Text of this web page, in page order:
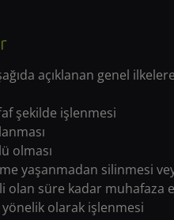
açıklanan genel
şekilde işlenmesi
olması
yaşanmadan silinmesi
olan süre kadar muhafaza
olarak işlenmesi